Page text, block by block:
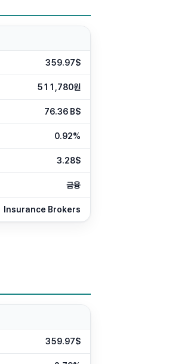
359.97$
511,780원
76.36 B$
0.92%
3.28$
금융
Insurance Brokers
359.97$